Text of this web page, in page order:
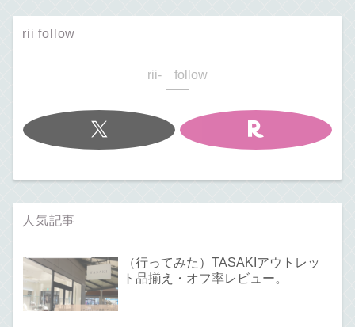
rii follow
rii- follow
人気記事
（行ってみた）TASAKIアウトレッ
ト品揃え・オフ率レビュー。